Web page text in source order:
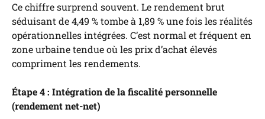
Ce chiffre surprend souvent. Le rendement brut
séduisant de 4,49 % tombe à 1,89 % une fois les réalités
opérationnelles intégrées. C’est normal et fréquent en
zone urbaine tendue où les prix d’achat élevés
compriment les rendements.
Étape 4 : Intégration de la fiscalité personnelle
(rendement net-net)